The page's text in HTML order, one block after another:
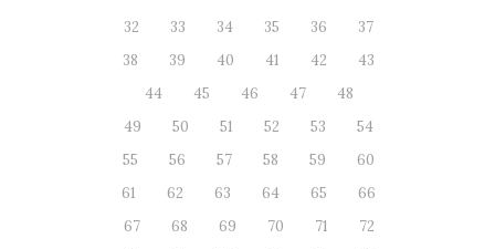
32
33 34 35 36
37
38
39 40 41 42
43
44
45 46 47
48
49
50 51 52 53
54
55
56 57 58 59
60
61
62 63 64 65
66
67
68 69 70 71
72